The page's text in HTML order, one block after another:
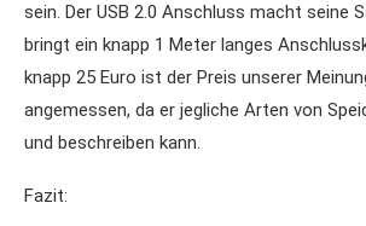
sein. Der USB 2.0 Anschluss macht seine
bringt ein knapp 1 Meter langes
knapp 25 Euro ist der Preis unserer
angemessen, da er jegliche Arten von
und beschreiben kann.
Fazit: